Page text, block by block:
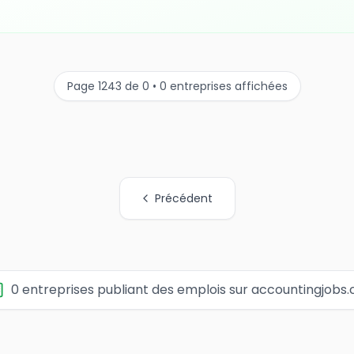
Page 1243 de 0 • 0 entreprises affichées
Précédent
0 entreprises publiant des emplois sur